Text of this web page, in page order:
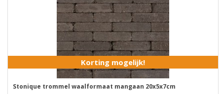
Korting mogelijk!
Stonique trommel waalformaat mangaan 20x5x7cm